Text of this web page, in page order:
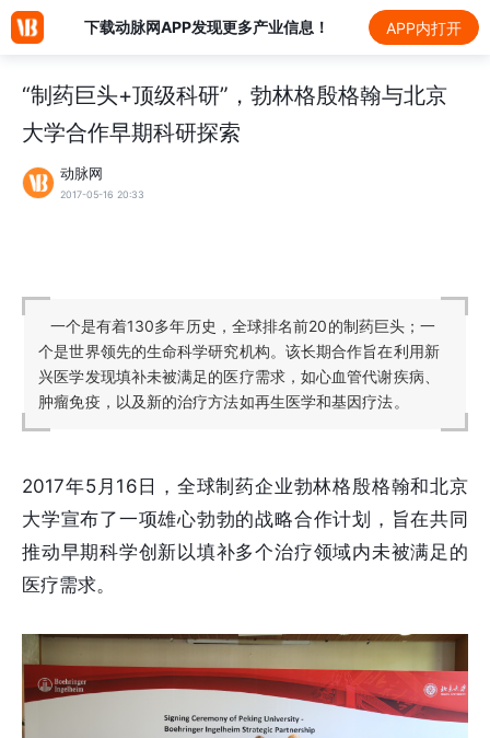
下载动脉网APP发现更多产业信息！ APP内打开
“制药巨头+顶级科研”，勃林格殷格翰与北京
大学合作早期科研探索
动脉网
2017-05-16 20:33
一个是有着130多年历史，全球排名前20的制药巨头；一
个是世界领先的生命科学研究机构。该长期合作旨在利用新
兴医学发现填补未被满足的医疗需求，如心血管代谢疾病、
肿瘤免疫，以及新的治疗方法如再生医学和基因疗法。
2017年5月16日，全球制药企业勃林格殷格翰和北京
大学宣布了一项雄心勃勃的战略合作计划，旨在共同
推动早期科学创新以填补多个治疗领域内未被满足的
医疗需求。